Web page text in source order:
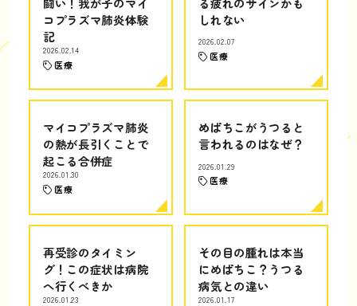
コプラズマ肺炎体験
記
2026.02.14
医療
しれない
2026.02.07
医療
マイコプラズマ肺炎
の熱が長引くことで
起こる合併症
2026.01.30
医療
めばちこがうつると
言われるのはなぜ？
2026.01.29
医療
再受診のタイミン
グ！この症状は病院
へ行くべきか
2026.01.23
その目の腫れは本当
にめばちこ？うつる
病気との違い
2026.01.17